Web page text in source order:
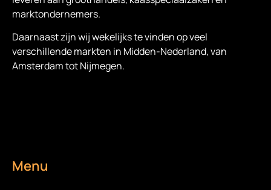
marktondernemers.
Daarnaast zijn wij wekelijks te vinden op veel
verschillende markten in Midden-Nederland, van
Amsterdam tot Nijmegen.
Menu